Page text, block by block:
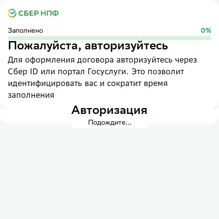
Заполнено 0%
Пожалуйста, авторизуйтесь
Для оформления договора авторизуйтесь через
Сбер ID или портал Госуслуги. Это позволит
идентифицировать вас и сократит время
заполнения
Авторизация
Подождите...